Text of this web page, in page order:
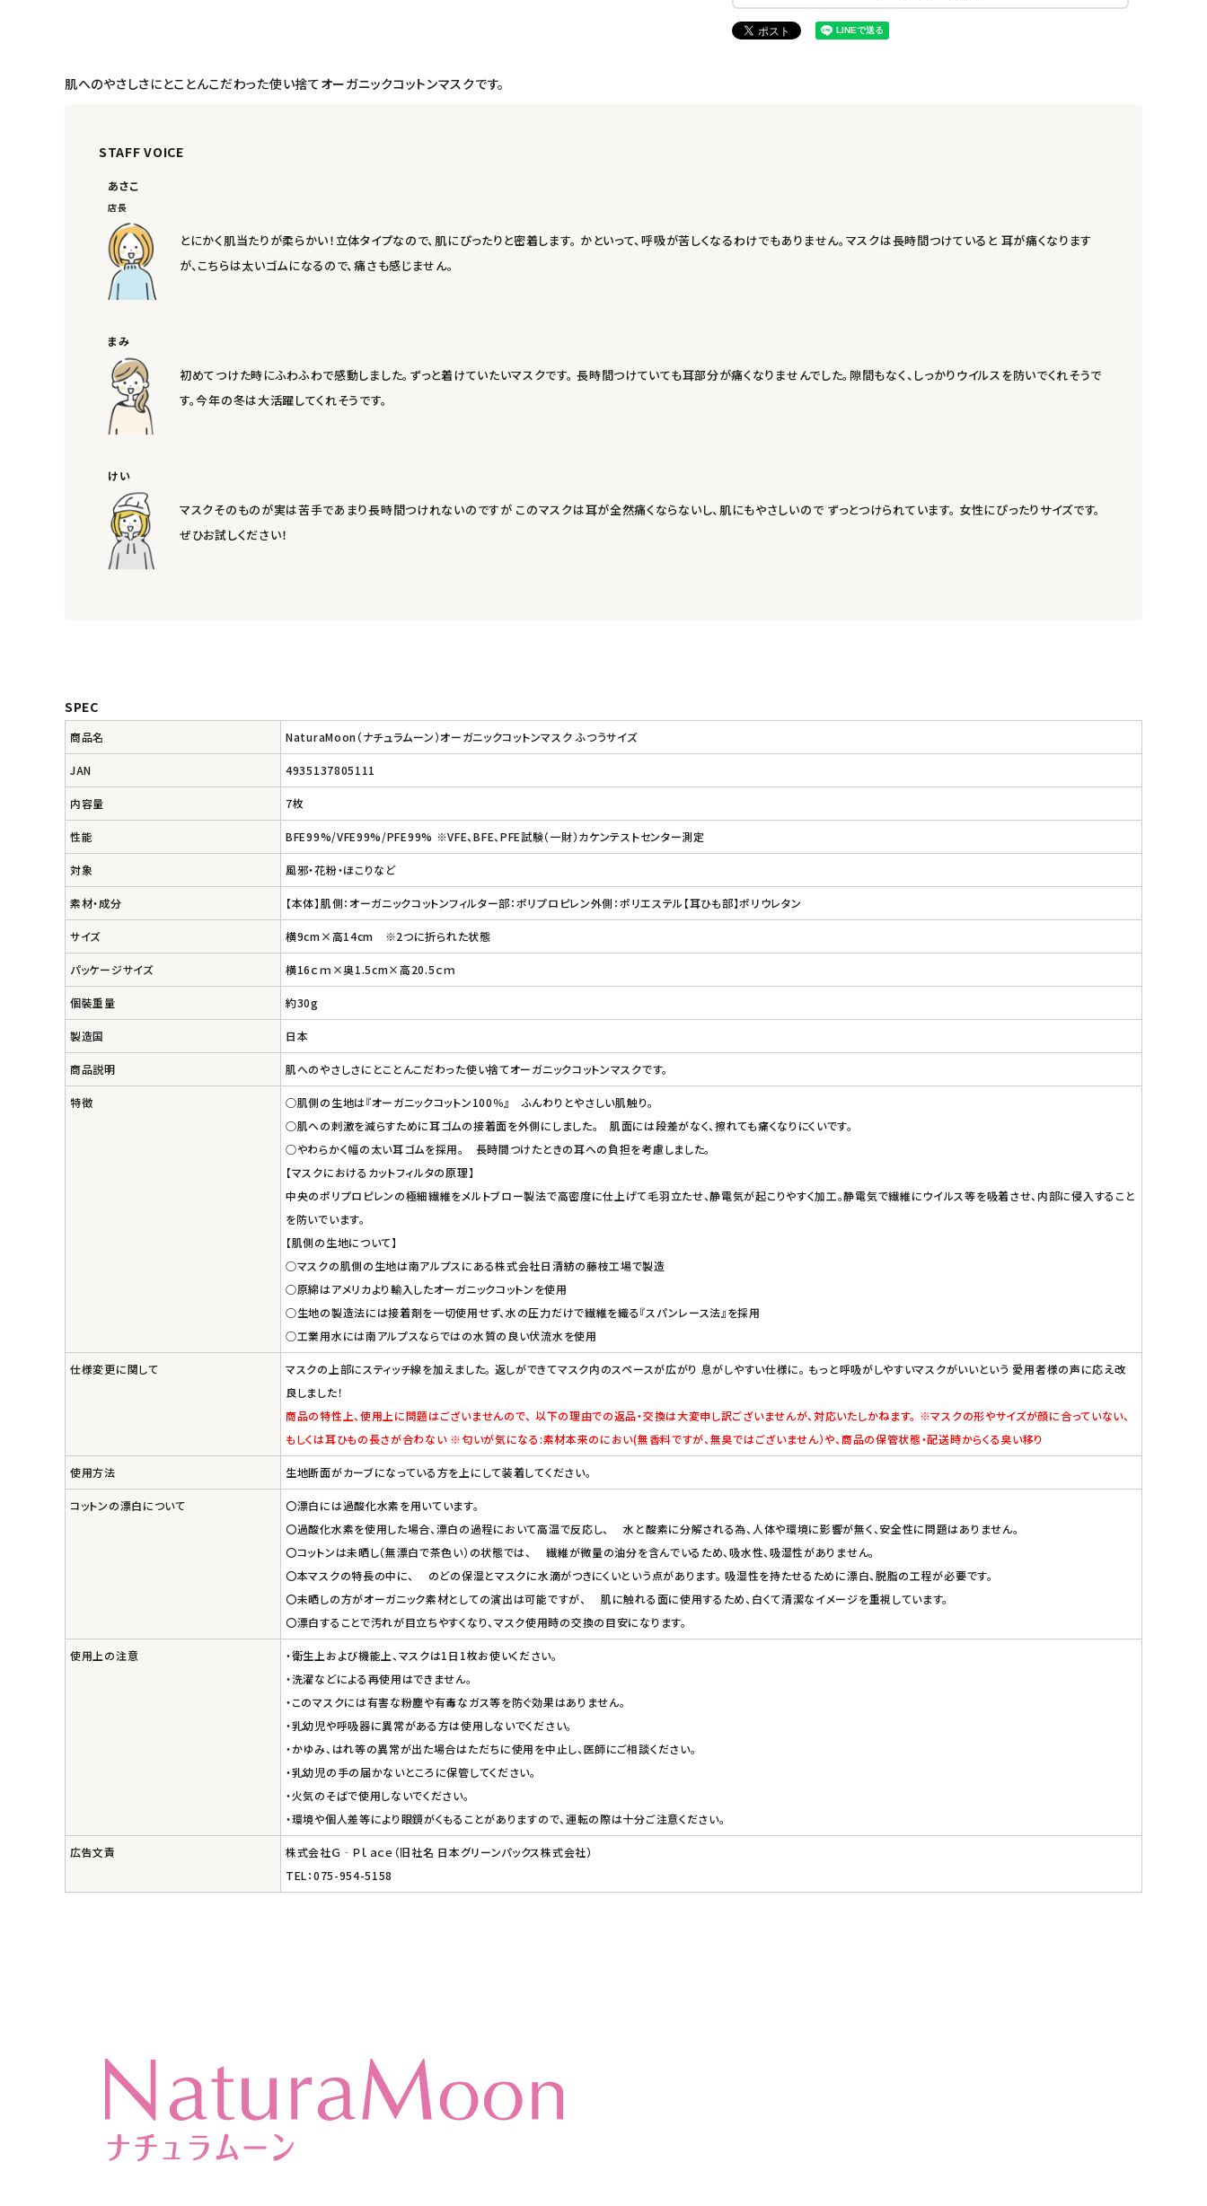
定期購入
ようこそ ゲスト 様
肌へのやさしさにとことんこだわった使い捨てオーガニックコットンマスクです。
STAFF VOICE
あさこ
店長
とにかく肌当たりが柔らかい！立体タイプなので、肌にぴったりと密着します。 かといって、呼吸が苦しくなるわけでもありません。マスクは長時間つけていると 耳が痛くなります
が、こちらは太いゴムになるので、痛さも感じません。
まみ
初めてつけた時にふわふわで感動しました。ずっと着けていたいマスクです。 長時間つけていても耳部分が痛くなりませんでした。隙間もなく、しっかりウイルスを防いでくれそうで
す。今年の冬は大活躍してくれそうです。
けい
マスクそのものが実は苦手であまり長時間つけれないのですが このマスクは耳が全然痛くならないし、肌にもやさしいので ずっとつけられています。 女性にぴったりサイズです。
ぜひお試しください！
SPEC
商品名 NaturaMoon（ナチュラムーン）オーガニックコットンマスク ふつうサイズ
JAN 4935137805111
内容量 7枚
性能 BFE99%/VFE99%/PFE99% ※VFE、BFE、PFE試験（一財）カケンテストセンター測定
対象 風邪・花粉・ほこりなど
素材・成分 【本体】肌側：オーガニックコットンフィルター部：ポリプロピレン外側：ポリエステル【耳ひも部】ポリウレタン
サイズ 横9cm×高14cm ※2つに折られた状態
パッケージサイズ 横16ｃｍ×奥1.5cm×高20.5ｃｍ
個裝重量 約30g
製造国 日本
商品説明 肌へのやさしさにとことんこだわった使い捨てオーガニックコットンマスクです。
特徴
○肌側の生地は『オーガニックコットン100％』 ふんわりとやさしい肌触り。
○肌への刺激を減らすために耳ゴムの接着面を外側にしました。 肌面には段差がなく、擦れても痛くなりにくいです。
○やわらかく幅の太い耳ゴムを採用。 長時間つけたときの耳への負担を考慮しました。
【マスクにおけるカットフィルタの原理】
中央のポリプロピレンの極細繊維をメルトブロー製法で高密度に仕上げて毛羽立たせ、静電気が起こりやすく加工。静電気で繊維にウイルス等を吸着させ、内部に侵入すること
を防いでいます。
【肌側の生地について】
○マスクの肌側の生地は南アルプスにある株式会社日清紡の藤枝工場で製造
○原綿はアメリカより輸入したオーガニックコットンを使用
○生地の製造法には接着剤を一切使用せず、水の圧力だけで繊維を織る『スパンレース法』を採用
○工業用水には南アルプスならではの水質の良い伏流水を使用
仕様変更に関して
マスクの上部にスティッチ線を加えました。 返しができてマスク内のスペースが広がり 息がしやすい仕様に。 もっと呼吸がしやすいマスクがいいという 愛用者様の声に応え改
良しました！
商品の特性上、使用上に問題はございませんので、 以下の理由での返品・交換は大変申し訳ございませんが、対応いたしかねます。 ※マスクの形やサイズが顔に合っていない、
もしくは耳ひもの長さが合わない ※匂いが気になる:素材本来のにおい(無香料ですが、無臭ではございません）や、商品の保管状態・配送時からくる臭い移り
使用方法 生地断面がカーブになっている方を上にして装着してください。
コットンの漂白について
〇漂白には過酸化水素を用いています。
〇過酸化水素を使用した場合、漂白の過程において高温で反応し、 水と酸素に分解される為、人体や環境に影響が無く、安全性に問題はありません。
〇コットンは未晒し（無漂白で茶色い）の状態では、 繊維が微量の油分を含んでいるため、吸水性、吸湿性がありません。
〇本マスクの特長の中に、 のどの保湿とマスクに水滴がつきにくいという点があります。 吸湿性を持たせるために漂白、脱脂の工程が必要です。
〇未晒しの方がオーガニック素材としての演出は可能ですが、 肌に触れる面に使用するため、白くて清潔なイメージを重視しています。
〇漂白することで汚れが目立ちやすくなり、マスク使用時の交換の目安になります。
使用上の注意
・衛生上および機能上、マスクは1日1枚お使いください。
・洗濯などによる再使用はできません。
・このマスクには有害な粉塵や有毒なガス等を防ぐ効果はありません。
・乳幼児や呼吸器に異常がある方は使用しないでください。
・かゆみ、はれ等の異常が出た場合はただちに使用を中止し、医師にご相談ください。
・乳幼児の手の届かないところに保管してください。
・火気のそばで使用しないでください。
・環境や個人差等により眼鏡がくもることがありますので、運転の際は十分ご注意ください。
広告文責
株式会社Ｇ‐Ｐｌａｃｅ（旧社名 日本グリーンパックス株式会社）
TEL：075-954-5158